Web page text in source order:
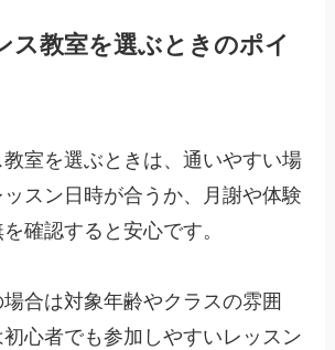
ス教室を選ぶときのポイ
室を選ぶときは、通いやすい場
スン日時が合うか、月謝や体験
確認すると安心です。
合は対象年齢やクラスの雰囲
心者でも参加しやすいレッスン